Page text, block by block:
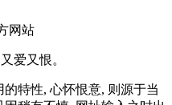
网站
爱又恨。
特性, 心怀恨意, 则源于当